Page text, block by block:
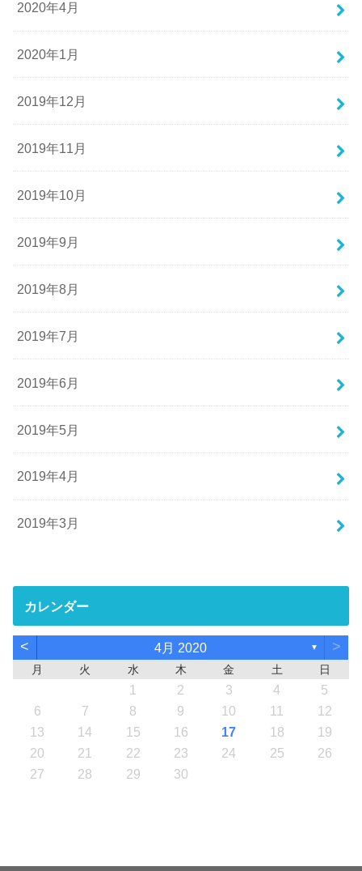
2020年4月
2020年1月
2019年12月
2019年11月
2019年10月
2019年9月
2019年8月
2019年7月
2019年6月
2019年5月
2019年4月
2019年3月
カレンダー
< 4月 2020 ▼ >
月 火 水 木 金 土 日
1 2 3 4
5
6
7 8 9 10 11
12
13
14 15 16 17 18
19
20
21 22 23 24 25
26
27
28 29 30